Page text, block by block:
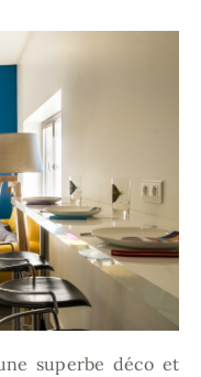
superbe déco et